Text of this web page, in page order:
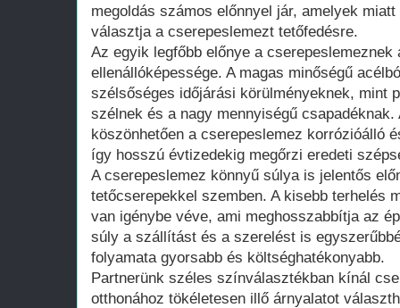
megoldás számos előnnyel jár, amelyek
választja a cserepeslemezt tetőfedésre.
Az egyik legfőbb előnye a
ellenállóképessége. A magas minőségű
szélsőséges időjárási körülményeknek, mint
szélnek és a nagy mennyiségű
köszönhetően a cserepeslemez korrózióálló
így hosszú évtizedekig megőrzi eredeti
A cserepeslemez könnyű súlya is jelentős
tetőcserepekkel szemben. A kisebb terhelés
van igénybe véve, ami meghosszabbítja az
súly a szállítást és a szerelést is
folyamata gyorsabb és költséghatékonyabb.
Partnerünk széles színválasztékban kínál
otthonához tökéletesen illő árnyalatot